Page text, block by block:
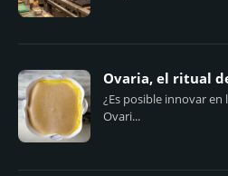
Ovaria, el ritual
¿Es posible innovar en
Ovari...